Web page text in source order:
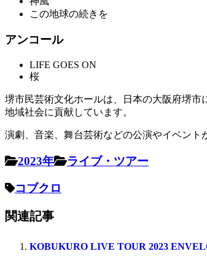
この地球の続きを
アンコール
LIFE GOES ON
桜
堺市民芸術文化ホールは、日本の大阪府堺市
地域社会に貢献しています。
演劇、音楽、舞台芸術などの公演やイベント
2023年 ライブ・ツアー
コブクロ
関連記事
KOBUKURO LIVE TOUR 2023